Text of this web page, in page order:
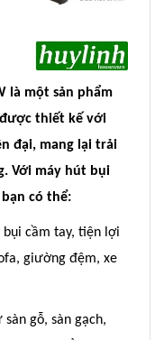
là một sản phẩm
thiết kế với
đại, mang lại trải
Với máy hút bụi
bạn có thể:
cầm tay, tiện lợi
giường đệm, xe
gỗ, sàn gạch,